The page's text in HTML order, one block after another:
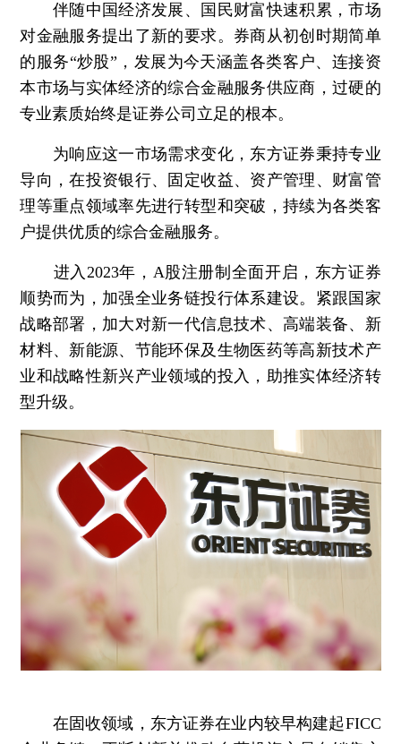
伴随中国经济发展、国民财富快速积累，市场
对金融服务提出了新的要求。券商从初创时期简单
的服务“炒股”，发展为今天涵盖各类客户、连接资
本市场与实体经济的综合金融服务供应商，过硬的
专业素质始终是证券公司立足的根本。
为响应这一市场需求变化，东方证券秉持专业
导向，在投资银行、固定收益、资产管理、财富管
理等重点领域率先进行转型和突破，持续为各类客
户提供优质的综合金融服务。
进入2023年，A股注册制全面开启，东方证券
顺势而为，加强全业务链投行体系建设。紧跟国家
战略部署，加大对新一代信息技术、高端装备、新
材料、新能源、节能环保及生物医药等高新技术产
业和战略性新兴产业领域的投入，助推实体经济转
型升级。
在固收领域，东方证券在业内较早构建起FICC